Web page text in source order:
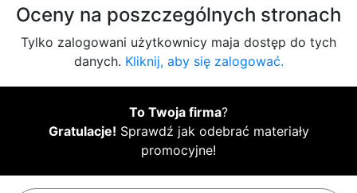
Oceny na poszczególnych stronach
Tylko zalogowani użytkownicy maja dostęp do tych
danych. Kliknij, aby się zalogować.
To Twoja firma?
Gratulacje! Sprawdź jak odebrać materiały
promocyjne!